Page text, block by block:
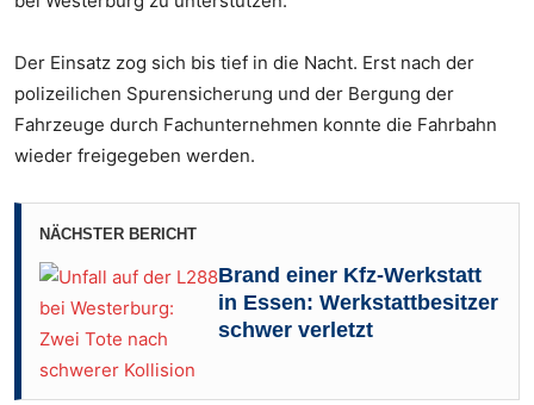
Foto: FF VG Westerburg
Der Einsatz zog sich bis tief in die Nacht. Erst nach der
polizeilichen Spurensicherung und der Bergung der
Fahrzeuge durch Fachunternehmen konnte die Fahrbahn
wieder freigegeben werden.
NÄCHSTER BERICHT
Brand einer Kfz-Werkstatt
in Essen: Werkstattbesitzer
schwer verletzt